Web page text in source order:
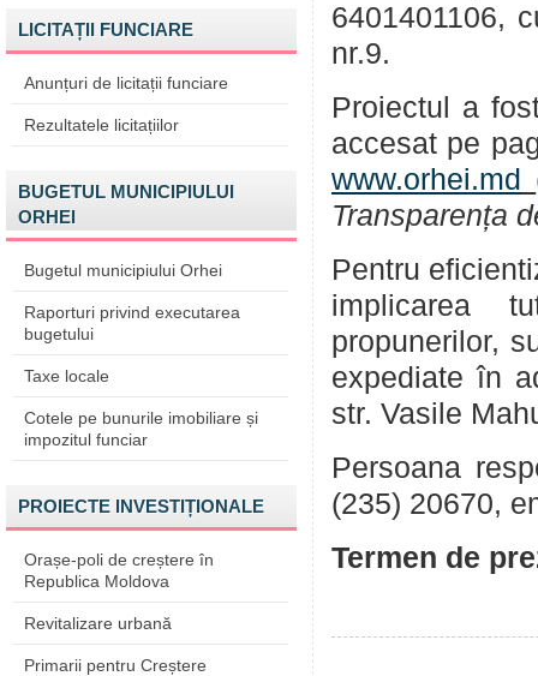
LICITAȚII FUNCIARE
Anunțuri de licitații funciare
Rezultatele licitațiilor
BUGETUL MUNICIPIULUI
ORHEI
Bugetul municipiului Orhei
Raporturi privind executarea
bugetului
Taxe locale
Cotele pe bunurile imobiliare și
impozitul funciar
PROIECTE INVESTIȚIONALE
Orașe-poli de creștere în
Republica Moldova
Revitalizare urbană
Primarii pentru Creștere
6401401106,
nr.9.
Proiectul a
accesat pe
www.orhei.md
Transparența
Pentru
implicarea
propunerilor,
expediate în
str. Vasile
Persoana
(235) 20670,
Termen de